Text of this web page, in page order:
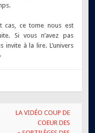
cas, ce tome nous est
Si vous n’avez pas
invite à la lire. L’univers
LA VIDÉO COUP DE
COEUR DES